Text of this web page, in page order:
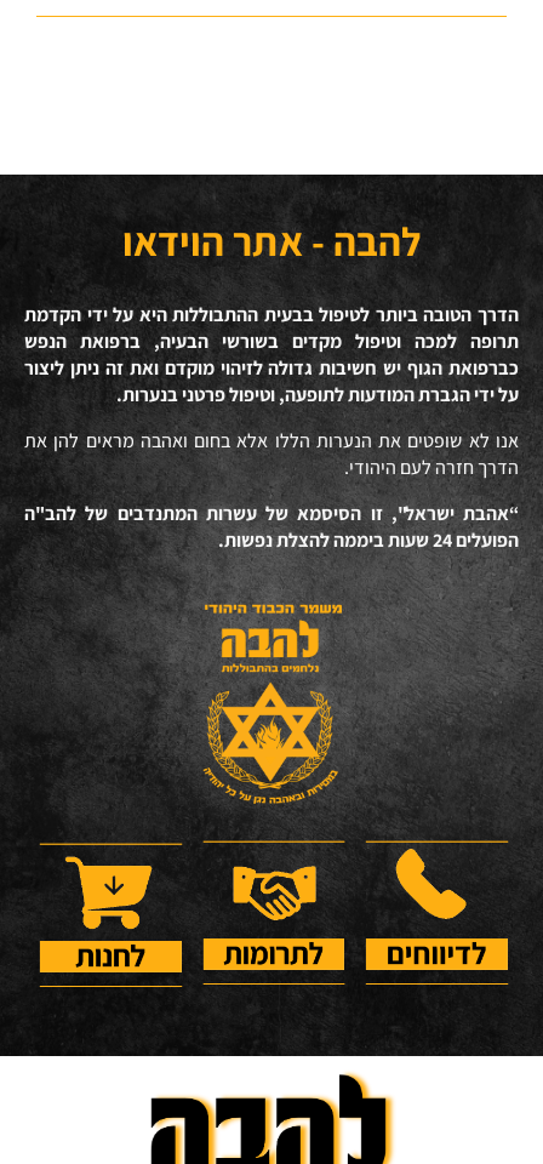
להבה - אתר הוידאו
הדרך הטובה ביותר לטיפול בבעית ההתבוללות היא על ידי הקדמת
תרופה למכה וטיפול מקדים בשורשי הבעיה, ברפואת הנפש
כברפואת הגוף יש חשיבות גדולה לזיהוי מוקדם ואת זה ניתן ליצור
על ידי הגברת המודעות לתופעה, וטיפול פרטני בנערות.
אנו לא שופטים את הנערות הללו אלא בחום ואהבה מראים להן את
הדרך חזרה לעם היהודי.
“אהבת ישראל", זו הסיסמא של עשרות המתנדבים של להב"ה
הפועלים 24 שעות ביממה להצלת נפשות.